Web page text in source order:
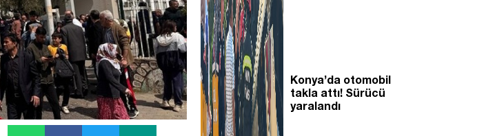
Konya’da otomobil
takla attı! Sürücü
yaralandı